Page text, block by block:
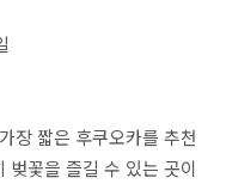
장 짧은 후쿠오카를 추천
벚꽃을 즐길 수 있는 곳이